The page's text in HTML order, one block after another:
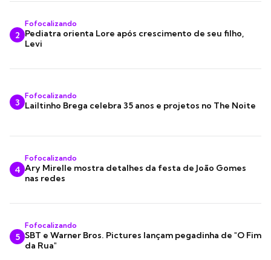
2
Fofocalizando
Pediatra orienta Lore após crescimento de seu filho,
Levi
3
Fofocalizando
Lailtinho Brega celebra 35 anos e projetos no The Noite
4
Fofocalizando
Ary Mirelle mostra detalhes da festa de João Gomes
nas redes
5
Fofocalizando
SBT e Warner Bros. Pictures lançam pegadinha de "O Fim
da Rua"